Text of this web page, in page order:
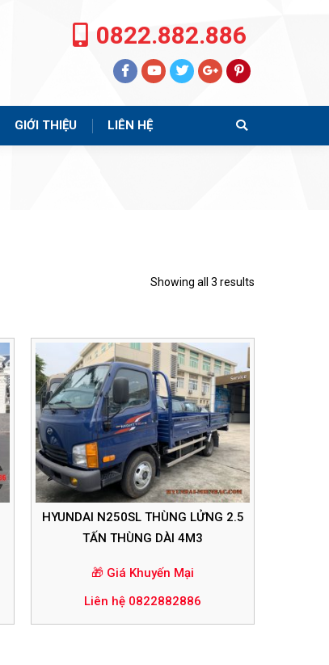
0822.882.886
GIỚI THIỆU LIÊN HỆ Search:
Showing all 3 results
HYUNDAI N250SL THÙNG LỬNG 2.5
TẤN THÙNG DÀI 4M3
🎁 Giá Khuyến Mại
Liên hệ 0822882886